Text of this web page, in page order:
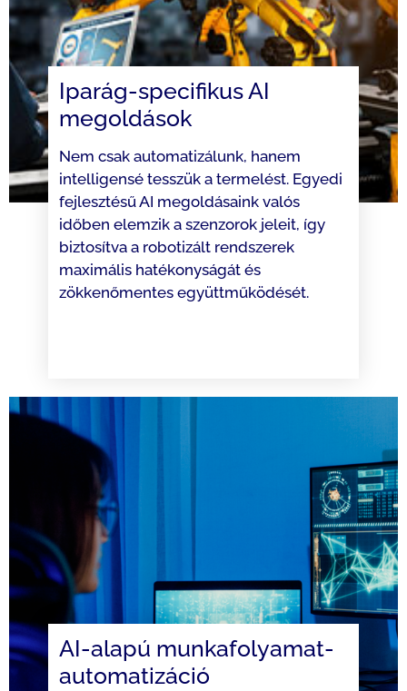
Iparág-specifikus AI
megoldások
Nem csak automatizálunk, hanem
intelligensé tesszük a termelést. Egyedi
fejlesztésű AI megoldásaink valós
időben elemzik a szenzorok jeleit, így
biztosítva a robotizált rendszerek
maximális hatékonyságát és
zökkenőmentes együttműködését.
AI-alapú munkafolyamat-
automatizáció